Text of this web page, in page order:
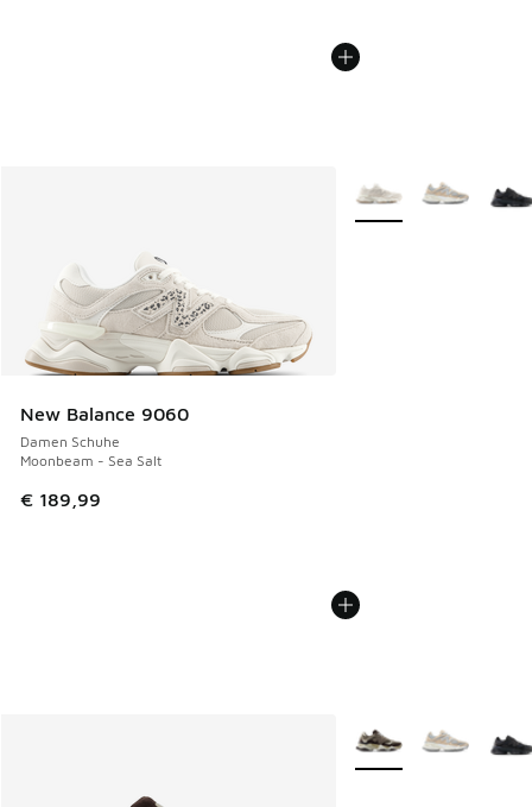
New Balance 9060
Damen Schuhe
Moonbeam - Sea Salt
€ 189,99
Weitere Farben
Weitere Farben